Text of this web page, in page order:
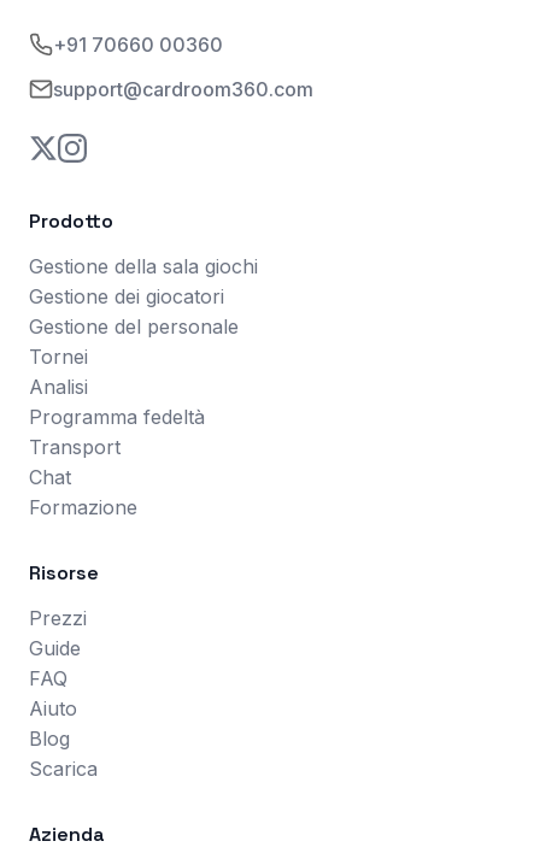
+91 70660 00360
support@cardroom360.com
Prodotto
Gestione della sala giochi
Gestione dei giocatori
Gestione del personale
Tornei
Analisi
Programma fedeltà
Transport
Chat
Formazione
Risorse
Prezzi
Guide
FAQ
Aiuto
Blog
Scarica
Azienda